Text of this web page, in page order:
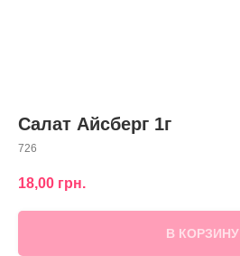
Салат Айсберг 1г
726
18,00 грн.
В КОРЗИНУ